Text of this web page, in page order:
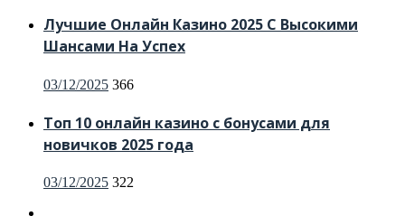
Лучшие Онлайн Казино 2025 С Высокими
Шансами На Успех
Posted
03/12/2025 366
Топ 10 онлайн казино с бонусами для
новичков 2025 года
Posted
03/12/2025 322